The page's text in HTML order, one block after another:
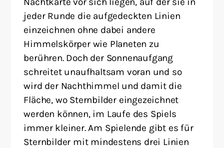
jeder Runde die aufgedeckten Linien
einzeichnen ohne dabei andere
Himmelskörper wie Planeten zu
berühren. Doch der Sonnenaufgang
schreitet unaufhaltsam voran und so
wird der Nachthimmel und damit die
Fläche, wo Sternbilder eingezeichnet
werden können, im Laufe des Spiels
immer kleiner. Am Spielende gibt es für
Sternbilder mit mindestens drei Linien